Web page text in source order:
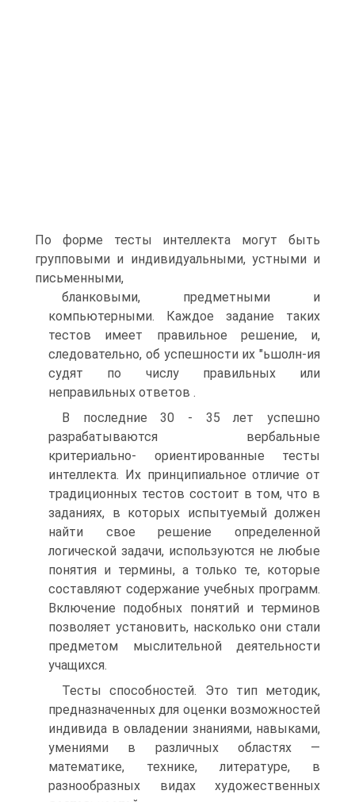
По форме тесты интеллекта могут быть
групповыми и индивидуальными, устными и
письменными,
бланковыми, предметными и
компьютерными. Каждое задание таких
тестов имеет правильное решение, и,
следовательно, об успешности их "ьшолн-ия
судят по числу правильных или
неправильных ответов .
В последние 30 - 35 лет успешно
разрабатываются вербальные
критериально- ориентированные тесты
интеллекта. Их принципиальное отличие от
традиционных тестов состоит в том, что в
заданиях, в которых испытуемый должен
найти свое решение определенной
логической задачи, используются не любые
понятия и термины, а только те, которые
составляют содержание учебных программ.
Включение подобных понятий и терминов
позволяет установить, насколько они стали
предметом мыслительной деятельности
учащихся.
Тесты способностей. Это тип методик,
предназначенных для оценки возможностей
индивида в овладении знаниями, навыками,
умениями в различных областях —
математике, технике, литературе, в
разнообразных видах художественных